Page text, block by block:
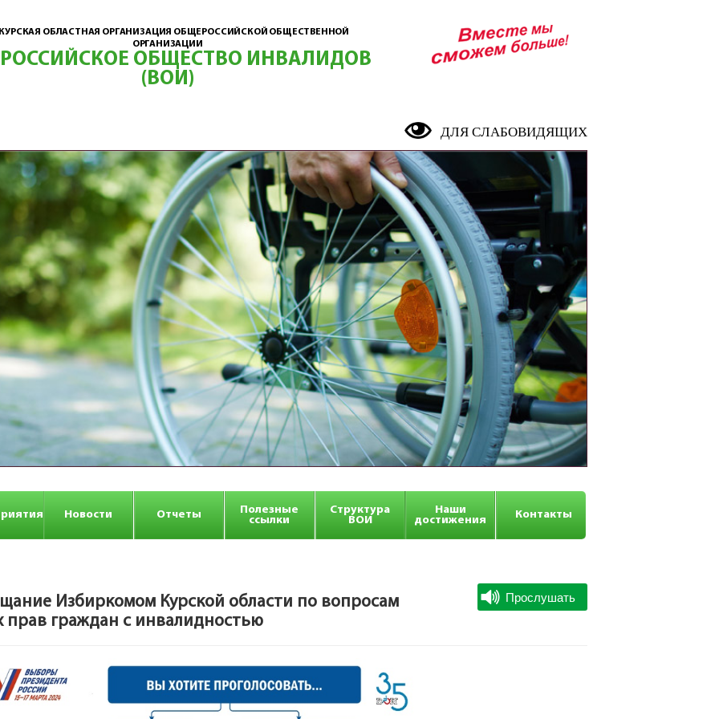
ОБЛАСТНАЯ ОРГАНИЗАЦИЯ ОБЩЕРОССИЙСКОЙ ОБЩЕСТВЕННОЙ
ОРГАНИЗАЦИИ
ОБЩЕСТВО ИНВАЛИДОВ
(ВОИ)
ДЛЯ СЛАБОВИДЯЩИХ
Новости Отчеты
Полезные
ссылки
Структура
ВОИ
Наши
достижения
Контакты
Избиркомом Курской области по вопросам
прав граждан с инвалидностью